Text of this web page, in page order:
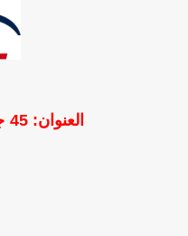
العنوان: 45 جامعة الدول العربية - المهندسين - الجيزة - مصر